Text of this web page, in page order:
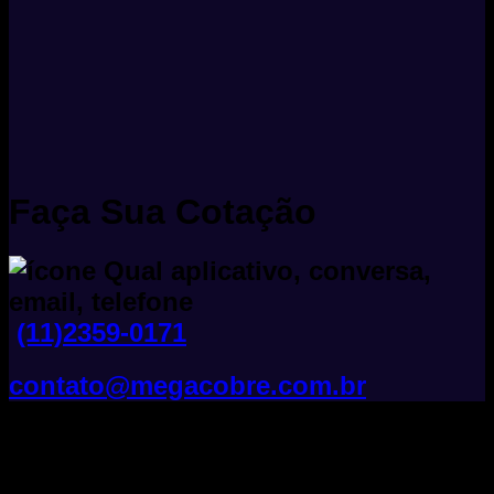
Faça Sua Cotação
(11)2359-0171
contato@megacobre.com.br